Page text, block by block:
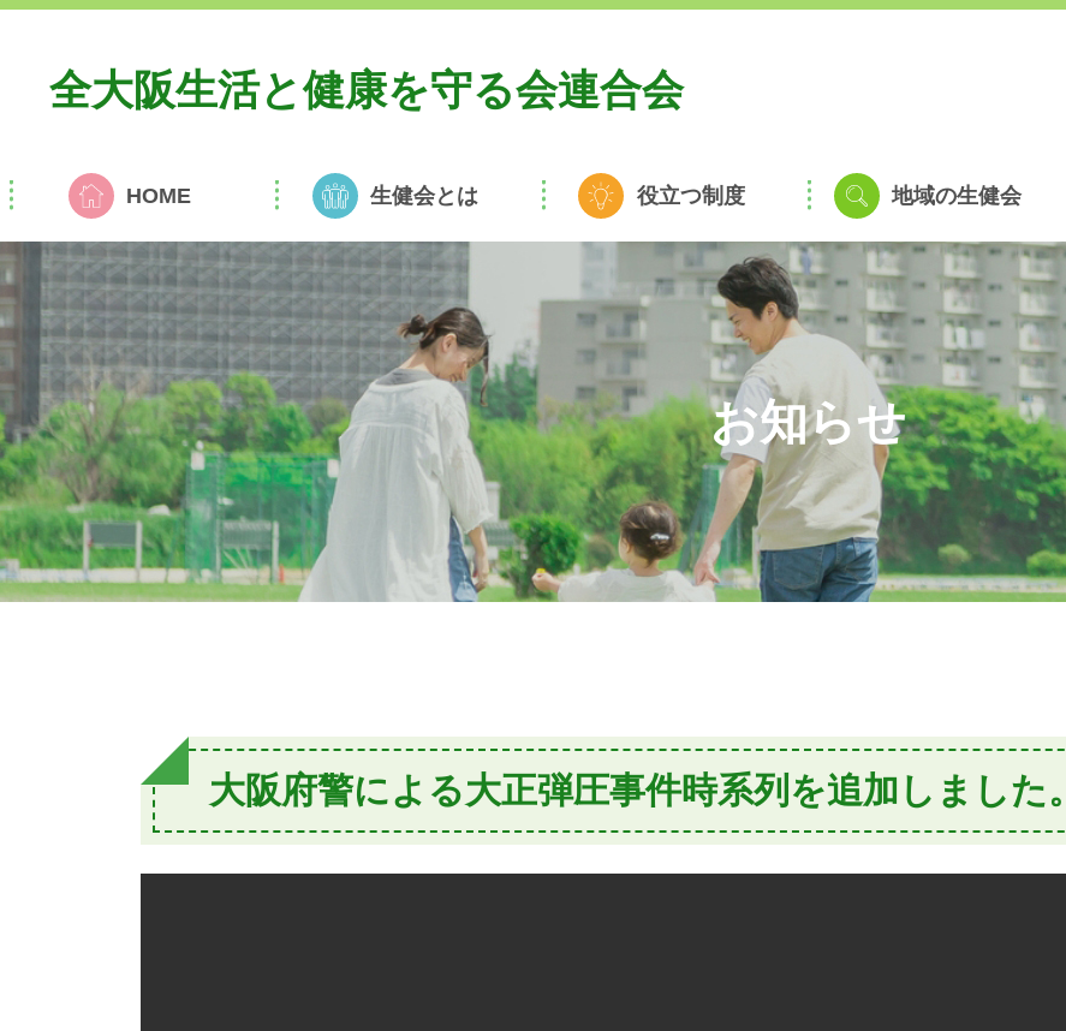
全大阪生活と健康を守る会連合会
HOME 生健会とは 役立つ制度 地域の生健会
お知らせ
大阪府警による大正弾圧事件時系列を追加しました。